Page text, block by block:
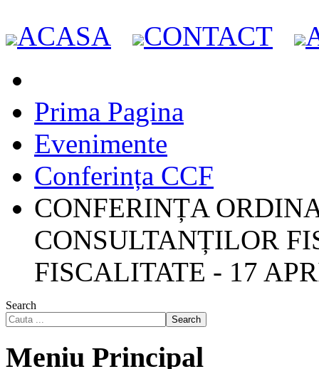
ACASA CONTACT
Prima Pagina
Evenimente
Conferința CCF
CONFERINȚA
CONSULTANȚILOR
FISCALITATE - 17
Search
Search
Meniu Principal